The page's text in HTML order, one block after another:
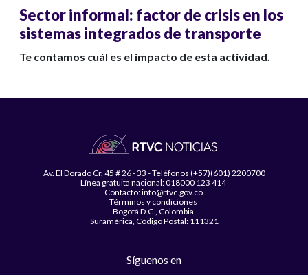
Sector informal: factor de crisis en los
sistemas integrados de transporte
Te contamos cuál es el impacto de esta actividad.
Av. El Dorado Cr. 45 # 26 - 33 - Teléfonos (+57)(601) 2200700
Línea gratuita nacional: 018000 123 414
Contacto: info@rtvc.gov.co
Términos y condiciones
Bogotá D.C., Colombia
Suramérica, Código Postal: 111321
Síguenos en